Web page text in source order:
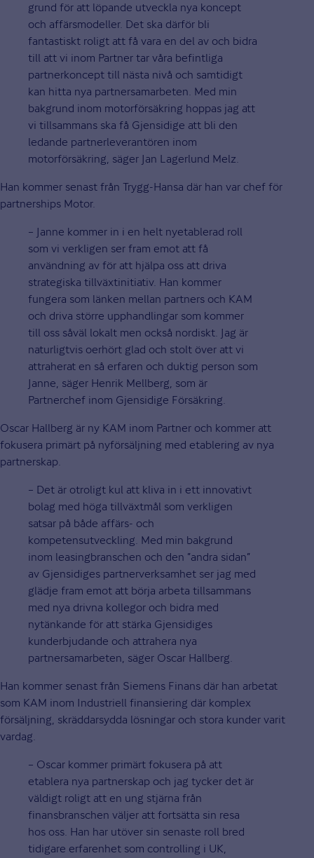
grund för att löpande utveckla nya koncept
och affärsmodeller. Det ska därför bli
fantastiskt roligt att få vara en del av och bidra
till att vi inom Partner tar våra befintliga
partnerkoncept till nästa nivå och samtidigt
kan hitta nya partnersamarbeten. Med min
bakgrund inom motorförsäkring hoppas jag att
vi tillsammans ska få Gjensidige att bli den
ledande partnerleverantören inom
motorförsäkring, säger Jan Lagerlund Melz.
Han kommer senast från Trygg-Hansa där han var chef för
partnerships Motor.
– Janne kommer in i en helt nyetablerad roll
som vi verkligen ser fram emot att få
användning av för att hjälpa oss att driva
strategiska tillväxtinitiativ. Han kommer
fungera som länken mellan partners och KAM
och driva större upphandlingar som kommer
till oss såväl lokalt men också nordiskt. Jag är
naturligtvis oerhört glad och stolt över att vi
attraherat en så erfaren och duktig person som
Janne, säger Henrik Mellberg, som är
Partnerchef inom Gjensidige Försäkring.
Oscar Hallberg är ny KAM inom Partner och kommer att
fokusera primärt på nyförsäljning med etablering av nya
partnerskap.
– Det är otroligt kul att kliva in i ett innovativt
bolag med höga tillväxtmål som verkligen
satsar på både affärs- och
kompetensutveckling. Med min bakgrund
inom leasingbranschen och den ”andra sidan”
av Gjensidiges partnerverksamhet ser jag med
glädje fram emot att börja arbeta tillsammans
med nya drivna kollegor och bidra med
nytänkande för att stärka Gjensidiges
kunderbjudande och attrahera nya
partnersamarbeten, säger Oscar Hallberg.
Han kommer senast från Siemens Finans där han arbetat
som KAM inom Industriell finansiering där komplex
försäljning, skräddarsydda lösningar och stora kunder varit
vardag.
– Oscar kommer primärt fokusera på att
etablera nya partnerskap och jag tycker det är
väldigt roligt att en ung stjärna från
finansbranschen väljer att fortsätta sin resa
hos oss. Han har utöver sin senaste roll bred
tidigare erfarenhet som controlling i UK,